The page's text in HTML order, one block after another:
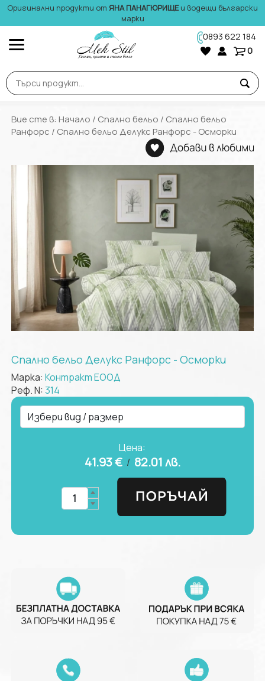
Оригинални продукти от ЯНА ПАНАГЮРИЩЕи водещи български
марки
0893 622 184
0
Вие сте в: Начало / Спално бельо / Спално бельо
Ранфорс / Спално бельо Делукс Ранфорс - Осморки
Спално бельо Делукс Ранфорс - Осморки
Марка: Контракт ЕООД
Реф. N:314
Цена:
41.93 € / 82.01лв.